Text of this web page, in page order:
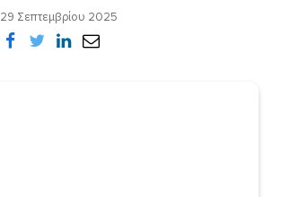
29 Σεπτεμβρίου 2025